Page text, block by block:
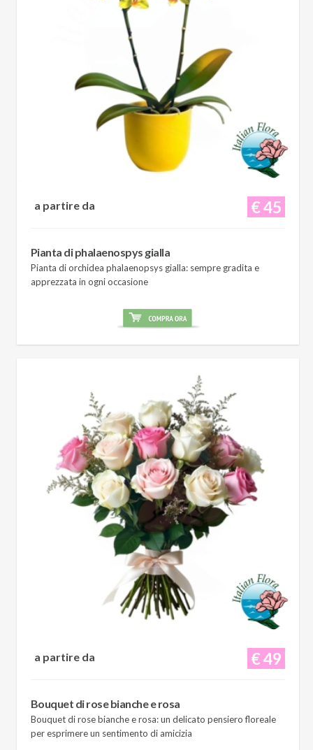
€ 45
a partire da
Pianta di phalaenospys gialla
Pianta di orchidea phalaenopsys gialla: sempre gradita e
apprezzata in ogni occasione
€ 49
a partire da
Bouquet di rose bianche e rosa
Bouquet di rose bianche e rosa: un delicato pensiero floreale
per esprimere un sentimento di amicizia